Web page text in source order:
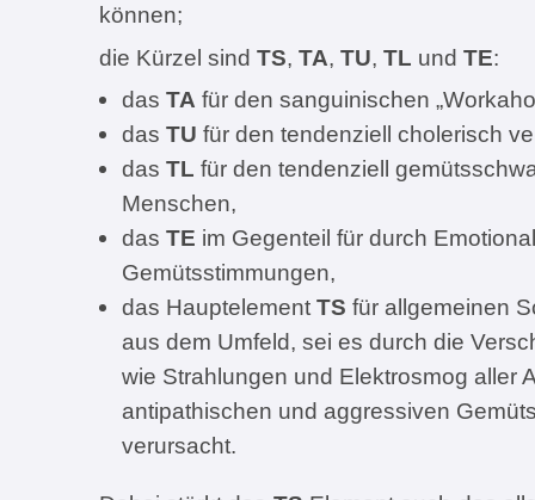
können;
die Kürzel sind TS, TA, TU, TL und TE:
das TA für den sanguinischen
das TU für den tendenziell cholerisch
das TL für den tendenziell
Menschen,
das TE im Gegenteil für durch
Gemütsstimmungen,
das Hauptelement TS für allgemeinen
aus dem Umfeld, sei es durch die
wie Strahlungen und Elektrosmog aller
antipathischen und aggressiven
verursacht.